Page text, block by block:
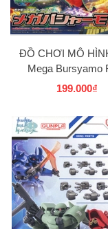
ĐỒ CHƠI MÔ
Mega Bursyamo
POKEPLA
BANDAI
199.000₫